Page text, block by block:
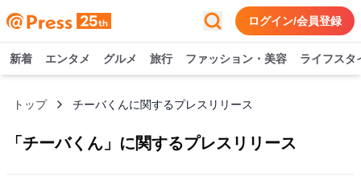
ログイン/会員登録
新着 エンタメ グルメ 旅行 ファッション・美容 ライフスタ
トップ チーバくんに関するプレスリリース
「 チーバくん 」に関するプレスリリース